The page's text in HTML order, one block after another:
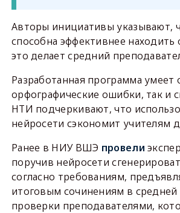
Авторы инициативы указывают,
способна эффективнее
это делает средний
Разработанная программа умеет
орфографические ошибки, так и
НТИ подчеркивают, что
нейросети сэкономит учителям
Ранее в НИУ ВШЭ провели
поручив нейросети
согласно требованиям,
итоговым сочинениям в
проверки преподавателями,